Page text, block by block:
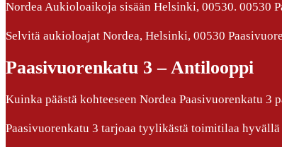
Nordea Aukioloaikoja sisään Helsinki, 00530. 00530
Selvitä aukioloajat Nordea, Helsinki, 00530
Paasivuorenkatu 3 – Antilooppi
Kuinka päästä kohteeseen Nordea Paasivuorenkatu
Paasivuorenkatu 3 tarjoaa tyylikästä toimitilaa